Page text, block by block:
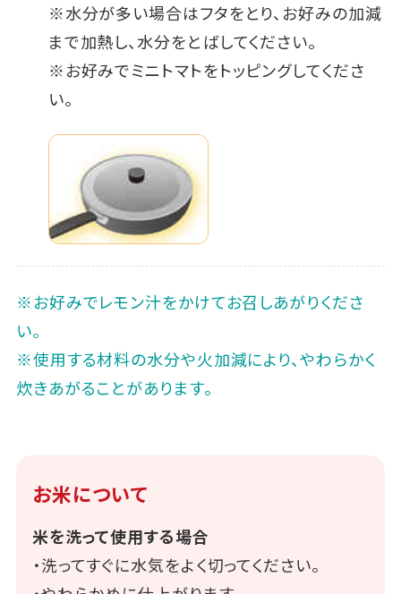
※水分が多い場合はフタをとり、お好みの加減
まで加熱し、水分をとばしてください。
※お好みでミニトマトをトッピングしてくださ
い。
※お好みでレモン汁をかけてお召しあがりくださ
い。
※使用する材料の水分や火加減により、やわらかく
炊きあがることがあります。
お米について
米を洗って使用する場合
・洗ってすぐに水気をよく切ってください。